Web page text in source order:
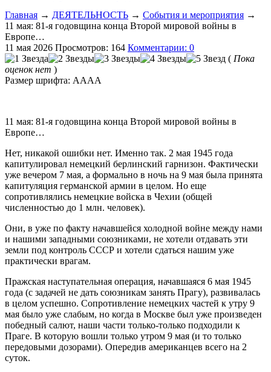
Главная → ДЕЯТЕЛЬНОСТЬ → События и мероприятия →
11 мая: 81-я годовщина конца Второй мировой войны в
Европе…
11 мая 2026 Просмотров: 164 Комментарии: 0
( Пока
оценок нет )
Размер шрифта: AAAA
11 мая: 81-я годовщина конца Второй мировой войны в
Европе…
Нет, никакой ошибки нет. Именно так. 2 мая 1945 года
капитулировал немецкий берлинский гарнизон. Фактически
уже вечером 7 мая, а формально в ночь на 9 мая была принята
капитуляция германской армии в целом. Но еще
сопротивлялись немецкие войска в Чехии (общей
численностью до 1 млн. человек).
Они, в уже по факту начавшейся холодной войне между нами
и нашими западными союзниками, не хотели отдавать эти
земли под контроль СССР и хотели сдаться нашим уже
практически врагам.
Пражская наступательная операция, начавшаяся 6 мая 1945
года (с задачей не дать союзникам занять Прагу), развивалась
в целом успешно. Сопротивление немецких частей к утру 9
мая было уже слабым, но когда в Москве был уже произведен
победный салют, наши части только-только подходили к
Праге. В которую вошли только утром 9 мая (и то только
передовыми дозорами). Опередив американцев всего на 2
суток.